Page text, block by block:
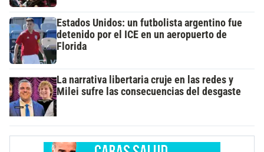
Estados Unidos: un futbolista argentino fue
detenido por el ICE en un aeropuerto de
Florida
La narrativa libertaria cruje en las redes y
Milei sufre las consecuencias del desgaste